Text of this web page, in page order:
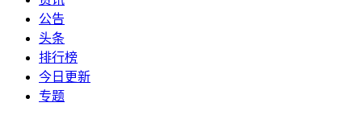
公告
头条
排行榜
今日更新
专题